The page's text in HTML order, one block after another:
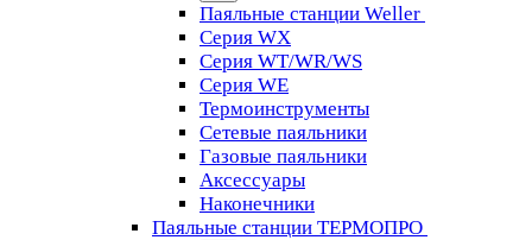
Паяльные станции Weller
Серия WX
Серия WT/WR/WS
Серия WE
Термоинструменты
Сетевые паяльники
Газовые паяльники
Аксессуары
Наконечники
Паяльные станции ТЕРМОПРО